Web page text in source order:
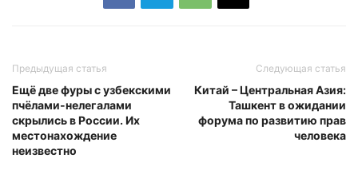
Предыдущая статья
Ещё две фуры с узбекскими
пчёлами-нелегалами
скрылись в России. Их
местонахождение
неизвестно
Следующая статья
Китай – Центральная Азия:
Ташкент в ожидании
форума по развитию прав
человека